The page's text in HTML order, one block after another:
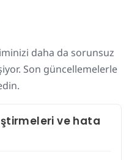
daha da sorunsuz
Son güncellemelerle
ve hata